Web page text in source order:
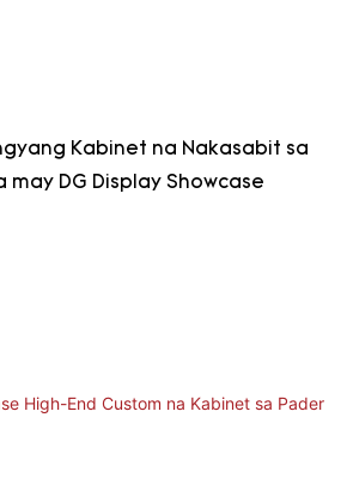
Kabinet na Nakasabit sa
may DG Display Showcase